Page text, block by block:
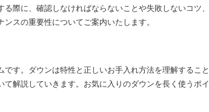
際に、確認しなければならないことや失敗しないコツ、
スの重要性についてご案内いたします。
す。ダウンは特性と正しいお手入れ方法を理解すること
解説していきます。お気に入りのダウンを長く使うポイ